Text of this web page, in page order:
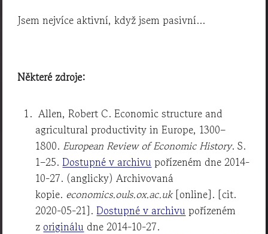
Jsem nejvíce aktivní, když jsem pasivní…
Některé zdroje:
Allen, Robert C. Economic structure and
agricultural productivity in Europe, 1300–
1800. European Review of Economic History. S.
1–25.Dostupné v archivu pořízeném dne 2014-
10-27. (anglicky) Archivovaná
kopie. economics.ouls.ox.ac.uk[online]. [cit.
2020-05-21].Dostupné v archivu pořízeném
z originálu dne 2014-10-27.